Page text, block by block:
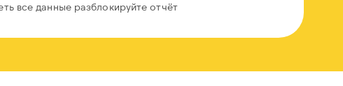
все данные разблокируйте отчёт